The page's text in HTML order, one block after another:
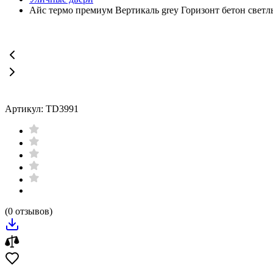
Айс термо премиум Вертикаль grey Горизонт бетон
Артикул: TD3991
(0 отзывов)